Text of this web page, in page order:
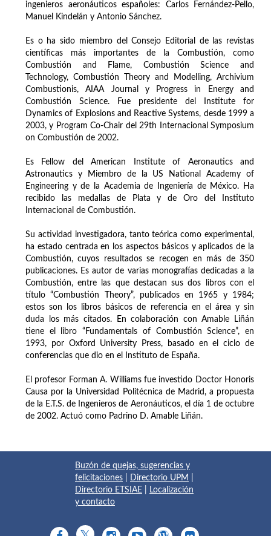
ingenieros aeronáuticos españoles: Carlos Fernández-Pello,
Manuel Kindelán y Antonio Sánchez.
Es o ha sido miembro del Consejo Editorial de las revistas
científicas más importantes de la Combustión, como
Combustión and Flame, Combustión Science and
Technology, Combustión Theory and Modelling, Archivium
Combustionis, AIAA Journal y Progress in Energy and
Combustión Science. Fue presidente del Institute for
Dynamics of Explosions and Reactive Systems, desde 1999 a
2003, y Program Co-Chair del 29th Internacional Symposium
on Combustión de 2002.
Es Fellow del American Institute of Aeronautics and
Astronautics y Miembro de la US National Academy of
Engineering y de la Academia de Ingeniería de México. Ha
recibido las medallas de Plata y de Oro del Instituto
Internacional de Combustión.
Su actividad investigadora, tanto teórica como experimental,
ha estado centrada en los aspectos básicos y aplicados de la
Combustión, cuyos resultados se recogen en más de 350
publicaciones. Es autor de varias monografías dedicadas a la
Combustión, entre las que destacan sus dos libros con el
título “Combustión Theory”, publicados en 1965 y 1984;
estos son los libros básicos de referencia en el área y sin
duda los más citados. En colaboración con Amable Liñán
tiene el libro “Fundamentals of Combustión Science”, en
1993, por Oxford University Press, basado en el ciclo de
conferencias que dio en el Instituto de España.
El profesor Forman A. Williams fue investido Doctor Honoris
Causa por la Universidad Politécnica de Madrid, a propuesta
de la E.T.S. de Ingenieros de Aeronáuticos, el día 1 de octubre
de 2002. Actuó como Padrino D. Amable Liñán.
Buzón de quejas, sugerencias y
felicitaciones
Directorio UPM
Directorio ETSIAE
Localización
y contacto